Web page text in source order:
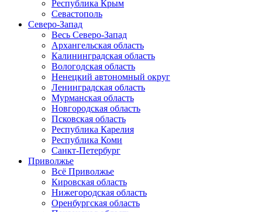
Республика Крым
Севастополь
Северо-Запад
Весь Северо-Запад
Архангельская область
Калининградская область
Вологодская область
Ненецкий автономный округ
Ленинградская область
Мурманская область
Новгородская область
Псковская область
Республика Карелия
Республика Коми
Санкт-Петербург
Приволжье
Всё Приволжье
Кировская область
Нижегородская область
Оренбургская область